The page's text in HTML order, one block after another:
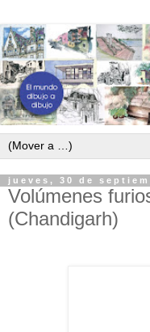
jueves, 30 de
Volúmenes
(Chandigarh)